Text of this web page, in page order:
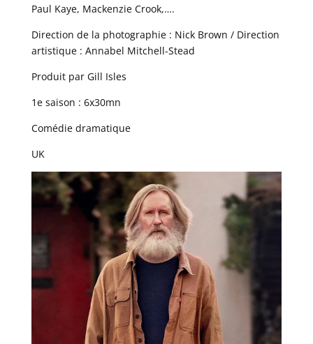
Paul Kaye, Mackenzie Crook,….
Direction de la photographie : Nick Brown / Direction
artistique : Annabel Mitchell-Stead
Produit par Gill Isles
1e saison : 6x30mn
Comédie dramatique
UK